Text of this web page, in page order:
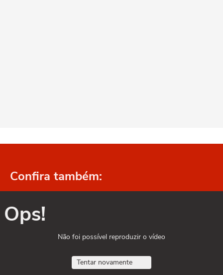
Confira também:
Ops!
Não foi possível reproduzir o vídeo
Tentar novamente